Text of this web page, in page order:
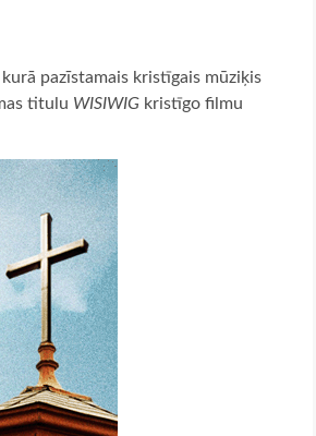
kurā pazīstamais kristīgais mūziķis
titulu WISIWIG kristīgo filmu